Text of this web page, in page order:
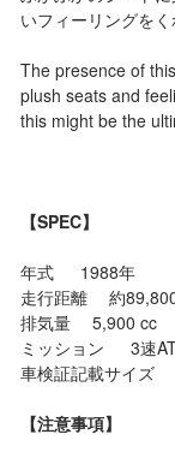
いフィーリングを
The presence of
plush seats and
this might be the
【SPEC】
年式 1988年
走行距離 約
排気量 5,900 cc
ミッション 3速
車検証記載サイ
【注意事項】